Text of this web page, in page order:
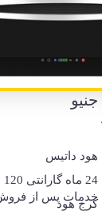
هود داتیس
خدمات پس از
کرج هود